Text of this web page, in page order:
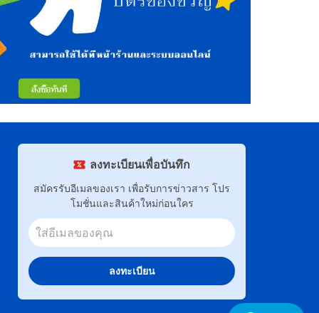
ลงทะเบียนเพื่อบันทึก
สมัครรับอีเมลของเรา เพื่อรับการข่าวสาร โปร
โมชั่นและสินค้าใหม่ก่อนใคร
ลงทะเบียน